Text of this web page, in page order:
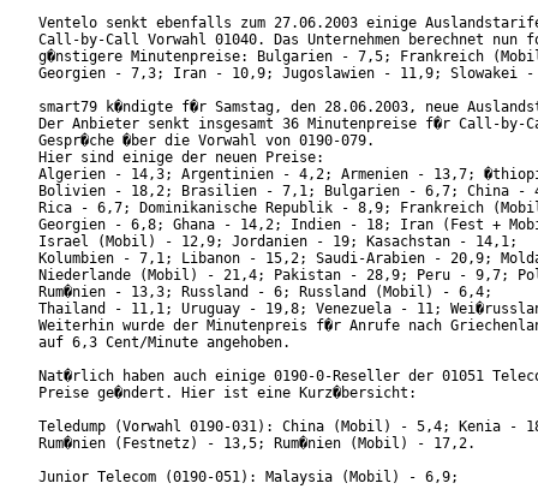
Ventelo senkt ebenfalls zum 27.06.2003 einige
Call-by-Call Vorwahl 01040. Das Unternehmen berechnet nun
g�nstigere Minutenpreise: Bulgarien - 7,5; Frankreich
Georgien - 7,3; Iran - 10,9; Jugoslawien - 11,9; Slowakei
smart79 k�ndigte f�r Samstag, den 28.06.2003, neue
Der Anbieter senkt insgesamt 36 Minutenpreise f�r Call-by-
Gespr�che �ber die Vorwahl von 0190-079.
Hier sind einige der neuen Preise:
Algerien - 14,3; Argentinien - 4,2; Armenien - 13,7;
Bolivien - 18,2; Brasilien - 7,1; Bulgarien - 6,7; China -
Rica - 6,7; Dominikanische Republik - 8,9; Frankreich
Georgien - 6,8; Ghana - 14,2; Indien - 18; Iran (Fest +
Israel (Mobil) - 12,9; Jordanien - 19; Kasachstan - 14,1;
Kolumbien - 7,1; Libanon - 15,2; Saudi-Arabien - 20,9;
Niederlande (Mobil) - 21,4; Pakistan - 28,9; Peru - 9,7;
Rum�nien - 13,3; Russland - 6; Russland (Mobil) - 6,4;
Thailand - 11,1; Uruguay - 19,8; Venezuela - 11;
Weiterhin wurde der Minutenpreis f�r Anrufe nach
auf 6,3 Cent/Minute angehoben.
Nat�rlich haben auch einige 0190-0-Reseller der 01051
Preise ge�ndert. Hier ist eine Kurz�bersicht:
Teledump (Vorwahl 0190-031): China (Mobil) - 5,4; Kenia -
Rum�nien (Festnetz) - 13,5; Rum�nien (Mobil) - 17,2.
Junior Telecom (0190-051): Malaysia (Mobil) - 6,9;